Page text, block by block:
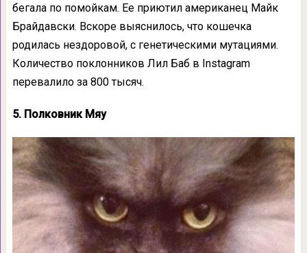
бегала по помойкам. Ее приютил американец Майк
Брайдавски. Вскоре выяснилось, что кошечка
родилась нездоровой, с генетическими мутациями.
Количество поклонников Лил Баб в Instagram
перевалило за 800 тысяч.
5. Полковник Мяу